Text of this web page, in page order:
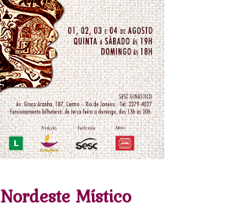
Nordeste Místico